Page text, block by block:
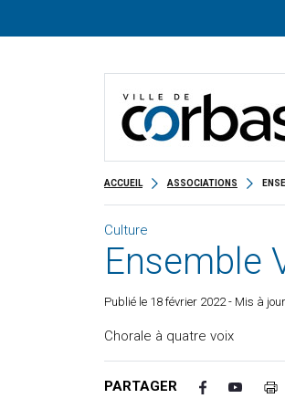
ACCUEIL ASSOCIATIONS
Culture
Ensemble
Publié le 18 février 2022- Mis à
Chorale à quatre voix
PARTAGER